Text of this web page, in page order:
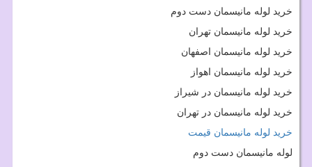
خرید لوله مانیسمان دست دوم
خرید لوله مانیسمان تهران
خرید لوله مانیسمان اصفهان
خرید لوله مانیسمان اهواز
خرید لوله مانیسمان در شیراز
خرید لوله مانیسمان در تهران
خرید لوله مانیسمان قیمت
لوله مانیسمان دست دوم